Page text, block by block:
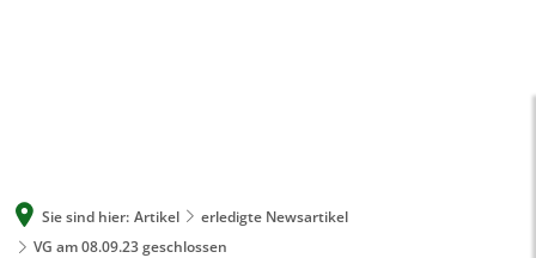
Sie sind hier: Artikel
erledigte Newsartikel
VG am 08.09.23 geschlossen